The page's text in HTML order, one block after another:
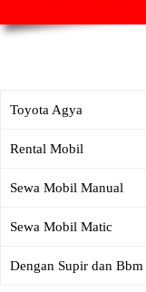
Toyota Agya
Rental Mobil
Sewa Mobil Manual
Sewa Mobil Matic
Dengan Supir dan Bbm